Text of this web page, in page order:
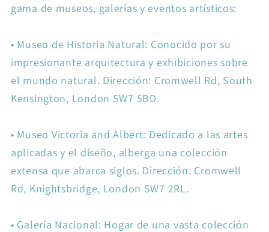
gama de museos, galerías y eventos artísticos:
• Museo de Historia Natural: Conocido por su
impresionante arquitectura y exhibiciones sobre
el mundo natural. Dirección: Cromwell Rd, South
Kensington, London SW7 5BD.
• Museo Victoria and Albert: Dedicado a las artes
aplicadas y el diseño, alberga una colección
extensa que abarca siglos. Dirección: Cromwell
Rd, Knightsbridge, London SW7 2RL.
• Galería Nacional: Hogar de una vasta colección